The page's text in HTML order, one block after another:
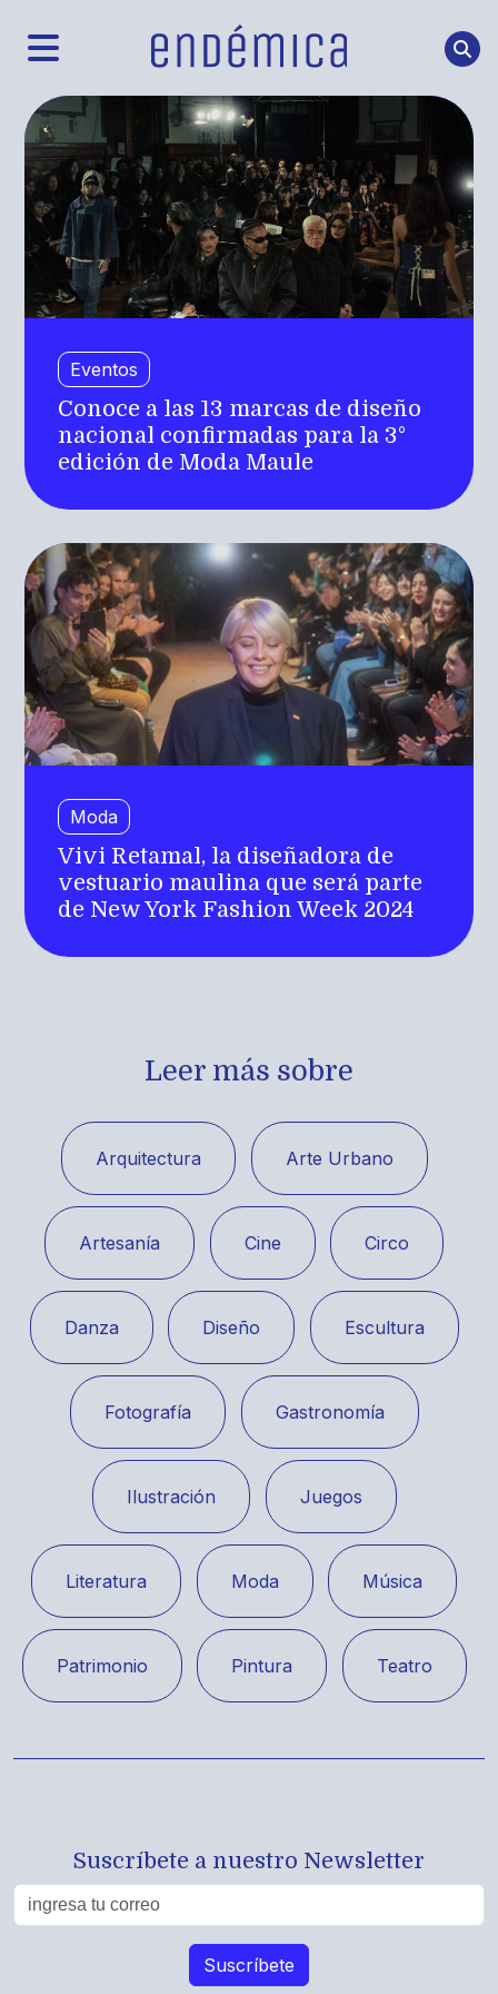
Eventos
Conoce a las 13 marcas de diseño
nacional confirmadas para la 3°
edición de Moda Maule
Moda
Vivi Retamal, la diseñadora de
vestuario maulina que será parte
de New York Fashion Week 2024
Leer más sobre
Arquitectura Arte Urbano
Artesanía Cine Circo
Danza Diseño Escultura
Fotografía Gastronomía
Ilustración Juegos
Literatura Moda Música
Patrimonio Pintura Teatro
Suscríbete a nuestro Newsletter